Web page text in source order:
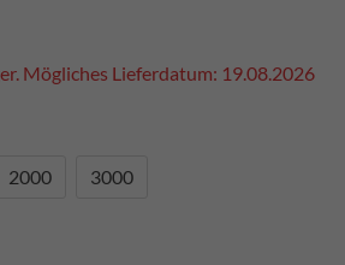
Mögliches Lieferdatum: 19.08.2026
2000 3000